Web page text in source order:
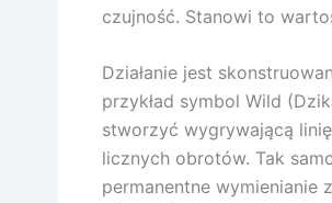
czujność. Stanowi to
Działanie jest
przykład symbol Wild
stworzyć wygrywającą
licznych obrotów. Tak
permanentne wymienianie